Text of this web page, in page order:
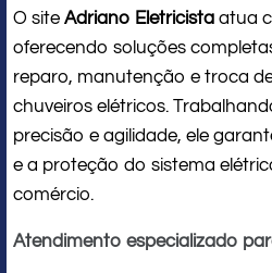
O site Adriano Eletricista atua
oferecendo soluções
reparo, manutenção e troca
chuveiros elétricos.
precisão e agilidade, ele
e a proteção do sistema
comércio.
Atendimento especializado